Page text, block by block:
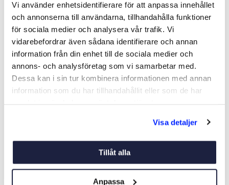
Vi använder enhetsidentifierare för att anpassa innehållet
och annonserna till användarna, tillhandahålla funktioner
för sociala medier och analysera vår trafik. Vi
vidarebefordrar även sådana identifierare och annan
information från din enhet till de sociala medier och
annons- och analysföretag som vi samarbetar med.
Dessa kan i sin tur kombinera informationen med annan
information som du har tillhandahållit eller som de har
Visa detaljer
Tillåt alla
Anpassa
-35%
Art nr: 10958
Ord. netto 11 849 kr
LANDSTRÖMSKABEL 25M
Art nr: 05315
1 145 kr